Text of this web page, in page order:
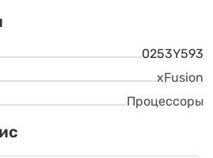
0253Y593
xFusion
Процессоры